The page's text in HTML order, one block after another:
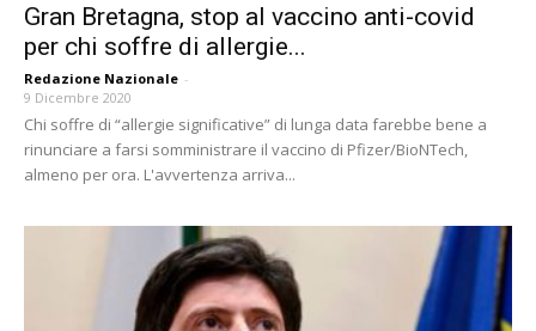
Gran Bretagna, stop al vaccino anti-covid
per chi soffre di allergie...
Redazione Nazionale -
9 Dicembre 2020
Chi soffre di “allergie significative” di lunga data farebbe bene a
rinunciare a farsi somministrare il vaccino di Pfizer/BioNTech,
almeno per ora. L'avvertenza arriva...